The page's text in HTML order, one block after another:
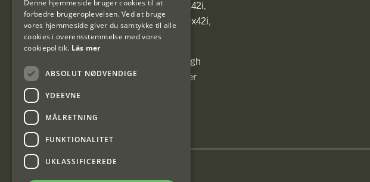
[ih_use_fallback_field(C6 1,7-10x42i,
6ggr förstoringsväxel!, C6 1,7-10x42i,
6ggr förstoringsväxel!)]
[ih_use_fallback_field(Carrier High
Energy Professional 15kg, Carrier
High Energy Professional 15kg)]
Denne hjemmeside bruger cookies til at
forbedre brugeroplevelsen. Ved at bruge
vores hjemmeside giver du samtykke til alle
cookies i overensstemmelse med vores
cookiepolitik. Läs mer
ABSOLUT NØDVENDIGE
YDEEVNE
MÅLRETNING
FUNKTIONALITET
UKLASSIFICEREDE